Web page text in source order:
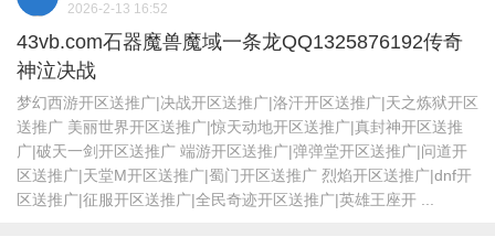
2026-2-13 16:52
43vb.com石器魔兽魔域一条龙QQ1325876192传奇
神泣决战
梦幻西游开区送推广|决战开区送推广|洛汗开区送推广|天之炼狱开区
送推广 美丽世界开区送推广|惊天动地开区送推广|真封神开区送推
广|破天一剑开区送推广 端游开区送推广|弹弹堂开区送推广|问道开
区送推广|天堂M开区送推广|蜀门开区送推广 烈焰开区送推广|dnf开
区送推广|征服开区送推广|全民奇迹开区送推广|英雄王座开 ...